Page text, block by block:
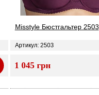
Misstyle Бюстгальтер 2503
Артикул: 2503
1 045 грн